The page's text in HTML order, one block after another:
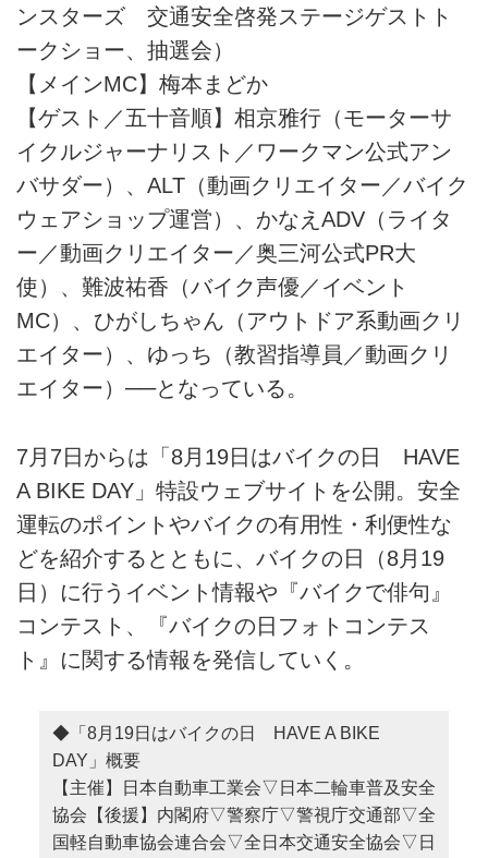
ンスターズ 交通安全啓発ステージゲストト
ークショー、抽選会）
【メインMC】梅本まどか
【ゲスト／五十音順】相京雅行（モーターサ
イクルジャーナリスト／ワークマン公式アン
バサダー）、ALT（動画クリエイター／バイク
ウェアショップ運営）、かなえADV（ライタ
ー／動画クリエイター／奥三河公式PR大
使）、難波祐香（バイク声優／イベント
MC）、ひがしちゃん（アウトドア系動画クリ
エイター）、ゆっち（教習指導員／動画クリ
エイター）──となっている。
7月7日からは「8月19日はバイクの日 HAVE
A BIKE DAY」特設ウェブサイトを公開。安全
運転のポイントやバイクの有用性・利便性な
どを紹介するとともに、バイクの日（8月19
日）に行うイベント情報や『バイクで俳句』
コンテスト、『バイクの日フォトコンテス
ト』に関する情報を発信していく。
◆「8月19日はバイクの日 HAVE A BIKE
DAY」概要
【主催】日本自動車工業会▽日本二輪車普及安全
協会【後援】内閣府▽警察庁▽警視庁交通部▽全
国軽自動車協会連合会▽全日本交通安全協会▽日